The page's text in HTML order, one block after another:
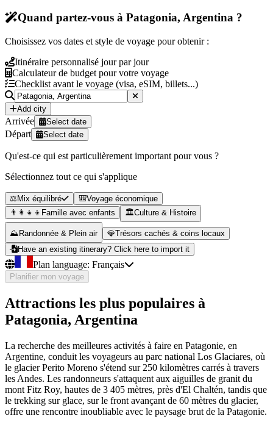
Quand partez-vous à Patagonia, Argentina ?
Choisissez vos dates et style de voyage pour obtenir :
Itinéraire personnalisé jour par jour
Calculateur de budget pour votre voyage
Checklist avant le voyage (visa, eSIM, billets...)
Add city
Arrivée Select date
Départ Select date
Qu'est-ce qui est particulièrement important pour vous ?
Sélectionnez tout ce qui s'applique
⚖️ Mix équilibré 🎒Voyage économique
👨‍👩‍👧‍👦 Famille avec enfants 🏛️Culture & Histoire
⛰️ Randonnée & Plein air 💎Trésors cachés & coins locaux
Have an existing itinerary? Click here to import it
Plan language: Français
Planifier mon voyage
Attractions les plus populaires à
Patagonia, Argentina
La recherche des meilleures activités à faire en Patagonie, en
Argentine, conduit les voyageurs au parc national Los Glaciares, où
le glacier Perito Moreno s'étend sur 250 kilomètres carrés à travers
les Andes. Les randonneurs s'attaquent aux aiguilles de granit du
mont Fitz Roy, hautes de 3 405 mètres, près d'El Chaltén, tandis que
le trekking sur glace, sur le front avançant de 60 mètres du glacier,
offre une rencontre inoubliable avec le paysage brut de la Patagonie.